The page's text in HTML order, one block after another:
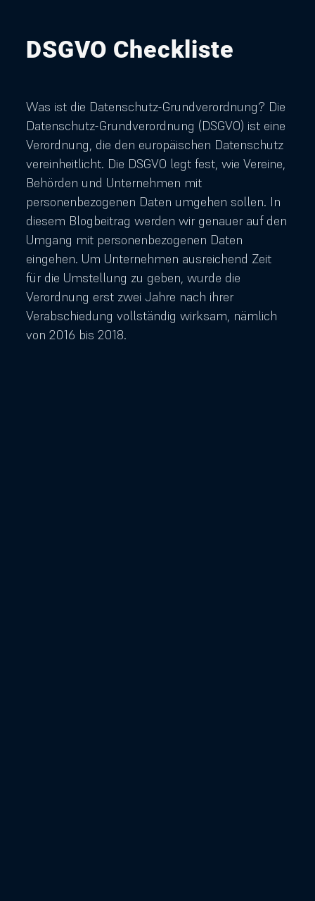
DSGVO Checkliste
Was ist die Datenschutz-Grundverordnung? Die
Datenschutz-Grundverordnung (DSGVO) ist eine
Verordnung, die den europäischen Datenschutz
vereinheitlicht. Die DSGVO legt fest, wie Vereine,
Behörden und Unternehmen mit
personenbezogenen Daten umgehen sollen. In
diesem Blogbeitrag werden wir genauer auf den
Umgang mit personenbezogenen Daten
eingehen. Um Unternehmen ausreichend Zeit
für die Umstellung zu geben, wurde die
Verordnung erst zwei Jahre nach ihrer
Verabschiedung vollständig wirksam, nämlich
von 2016 bis 2018.